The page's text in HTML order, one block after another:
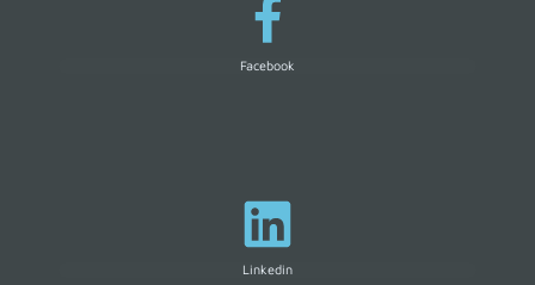
Facebook
Linkedin